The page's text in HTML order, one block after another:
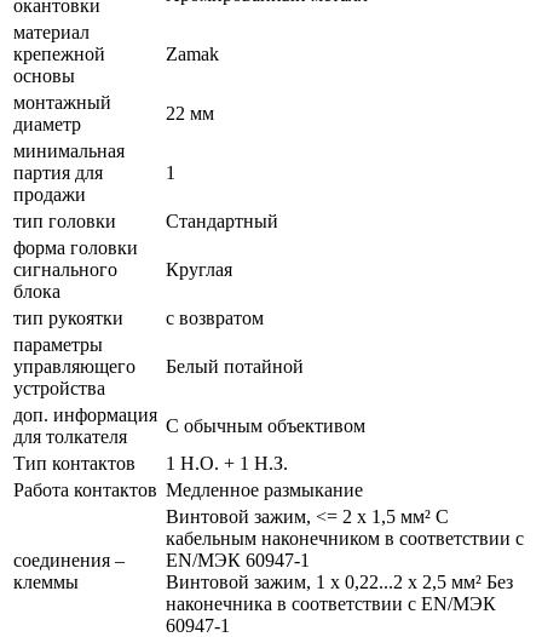
окантовки
материал
крепежной
основы
Zamak
монтажный
диаметр
22 мм
минимальная
партия для
продажи
1
тип головки
Стандартный
форма головки
сигнального
блока
Круглая
тип рукоятки
с возвратом
параметры
управляющего
устройства
Белый потайной
доп. информация
для толкателя
С обычным объективом
Тип контактов
1 Н.О. + 1 Н.З.
Работа контактов Медленное размыкание
соединения –
клеммы
Винтовой зажим, <= 2 x 1,5 мм² С
кабельным наконечником в соответствии с
EN/МЭК 60947-1
Винтовой зажим, 1 x 0,22...2 x 2,5 мм² Без
наконечника в соответствии с EN/МЭК
60947-1